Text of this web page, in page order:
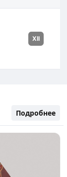
XII
Подробнее